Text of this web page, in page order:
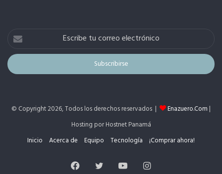
Escribe
correo
electrónico
© Copyright 2026, Todos los derechos reservados | Enazuero.Com |
Hosting por Hostnet Panamá
Inicio
Acerca de Equipo Tecnología ¡Comprar ahora!
FacebookTwitterYouTubeInstagram